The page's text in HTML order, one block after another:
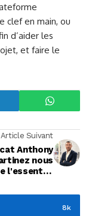
clef en main, ou
d’aider les
et faire le
Article Suivant
Anthony
nous
l'essentiel
automobile
8k